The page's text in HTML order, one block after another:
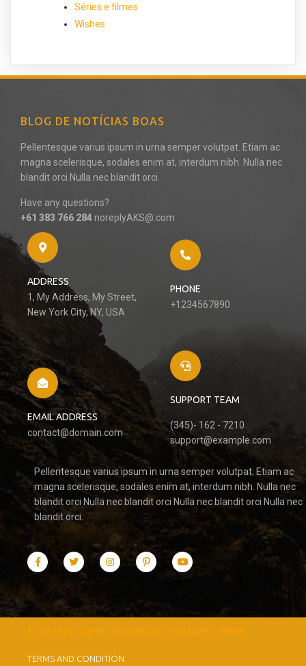
Séries e filmes
Wishes
BLOG DE NOTÍCIAS BOAS
Pellentesque varius ipsum in urna semper volutpat. Etiam ac
magna scelerisque, sodales enim at, interdum nibh. Nulla nec
blandit orci Nulla nec blandit orci.
Have any questions?
+61 383 766 284 noreplyAKS@.com
ADDRESS
1, My Address, My Street,
New York City, NY, USA
PHONE
+1234567890
EMAIL ADDRESS
contact@domain.com
SUPPORT TEAM
(345)- 162 - 7210
support@example.com
Pellentesque varius ipsum in urna semper volutpat. Etiam ac
magna scelerisque, sodales enim at, interdum nibh. Nulla nec
blandit orci Nulla nec blandit orci Nulla nec blandit orci Nulla nec
blandit orci.
© 2021 BLOG DE NOTÍCIAS BOAS | POPULARFX THEME
TERMS AND CONDITION